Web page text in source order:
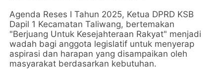
Agenda Reses I Tahun 2025, Ketua DPRD KSB
Dapil 1 Kecamatan Taliwang, bertemakan
"Berjuang Untuk Kesejahteraan Rakyat" menjadi
wadah bagi anggota legislatif untuk menyerap
aspirasi dan harapan yang disampaikan oleh
masyarakat berdasarkan kebutuhan.